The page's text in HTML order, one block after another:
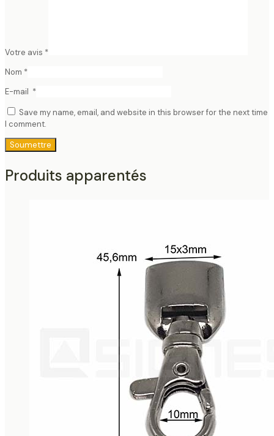
Votre avis *
Nom *
E-mail *
Save my name, email, and website in this browser for the next time
I comment.
Produits apparentés